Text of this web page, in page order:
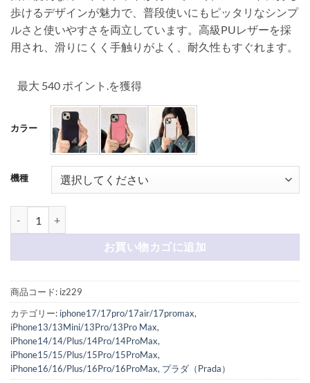
歩けるデザインが魅力で、普段使いにもピッタリなシンプ
ルさと使いやすさを両立しています。高級PUレザーを採
用され、滑りにくく手触りがよく、耐久性もすぐれます。
最大 540 ポイント.を獲得
カラー
機種
お買い物カゴに追加
商品コード: iz229
カテゴリー: iphone17/17pro/17air/17promax,
iPhone13/13Mini/13Pro/13Pro Max,
iPhone14/14/Plus/14Pro/14ProMax,
iPhone15/15/Plus/15Pro/15ProMax,
iPhone16/16/Plus/16Pro/16ProMax, プラダ（Prada）